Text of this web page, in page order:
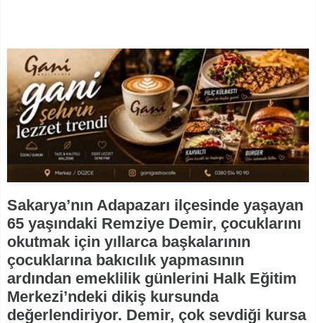
Sakarya’nın Adapazarı ilçesinde yaşayan
65 yaşındaki Remziye Demir, çocuklarını
okutmak için yıllarca başkalarının
çocuklarına bakıcılık yapmasının
ardından emeklilik günlerini Halk Eğitim
Merkezi’ndeki dikiş kursunda
değerlendiriyor. Demir, çok sevdiği kursa